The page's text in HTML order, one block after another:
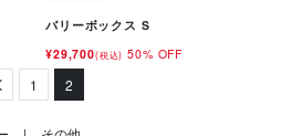
バリーボックス S
¥29,700(税込) 50% OFF
Previous
1 2